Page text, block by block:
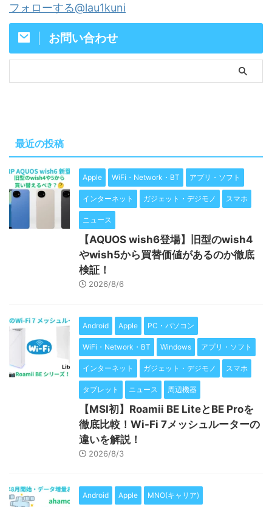
フォローする@lau1kuni
お問い合わせ
最近の投稿
Apple WiFi・Network・BT アプリ・ソフト
インターネット ガジェット・デジモノ スマホ
ニュース
【AQUOS wish6登場】旧型のwish4
やwish5から買替価値があるのか徹底
検証！
2026/8/6
Android Apple PC・パソコン
WiFi・Network・BT Windows アプリ・ソフト
インターネット ガジェット・デジモノ スマホ
タブレット ニュース 周辺機器
【MSI初】Roamii BE LiteとBE Proを
徹底比較！Wi-Fi 7メッシュルーターの
違いを解説！
2026/8/3
Android Apple MNO(キャリア)